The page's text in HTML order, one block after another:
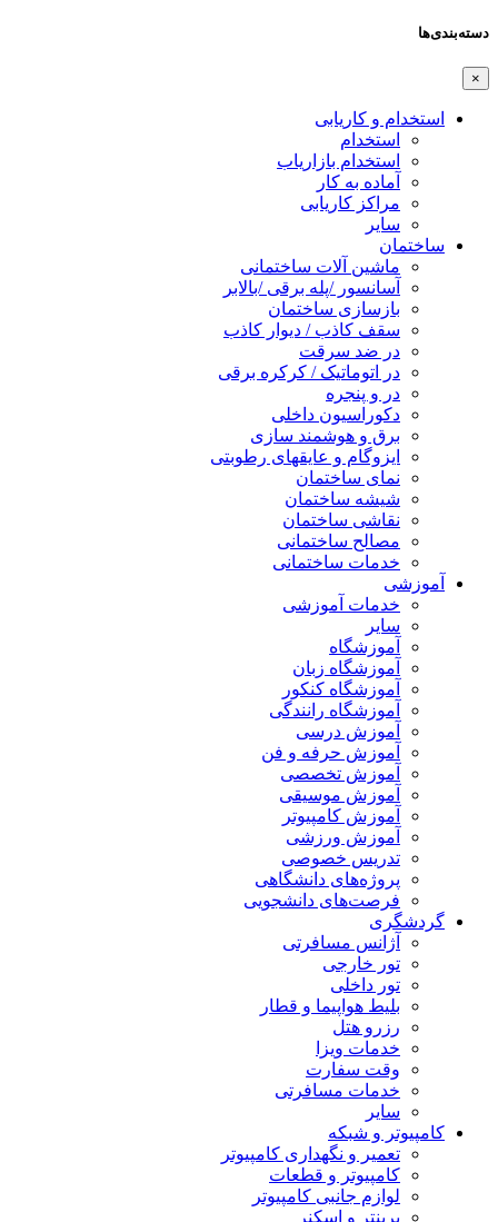
دسته‌بندی‌ها
×
استخدام و کاریابی
استخدام
استخدام بازاریاب
آماده به کار
مراکز کاریابی
سایر
ساختمان
ماشین آلات ساختمانی
آسانسور /پله برقی /بالابر
بازسازی ساختمان
سقف کاذب / دیوار کاذب
در ضد سرقت
در اتوماتیک / کرکره برقی
در و پنجره
دکوراسیون داخلی
برق و هوشمند سازی
ایزوگام و عایقهای رطوبتی
نمای ساختمان
شیشه ساختمان
نقاشی ساختمان
مصالح ساختمانی
خدمات ساختمانی
آموزشی
خدمات آموزشی
سایر
آموزشگاه
آموزشگاه زبان
آموزشگاه کنکور
آموزشگاه رانندگی
آموزش درسی
آموزش حرفه و فن
آموزش تخصصی
آموزش موسیقی
آموزش کامپیوتر
آموزش ورزشی
تدریس خصوصی
پروژه‌های دانشگاهی
فرصت‌های دانشجویی
گردشگری
آژانس مسافرتی
تور خارجی
تور داخلی
بلیط هواپیما و قطار
رزرو هتل
خدمات ویزا
وقت سفارت
خدمات مسافرتی
سایر
کامپیوتر و شبکه
تعمیر و نگهداری کامپیوتر
کامپیوتر و قطعات
لوازم جانبی کامپیوتر
پرینتر و اسکنر